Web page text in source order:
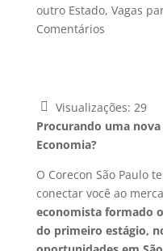
outro Estado, Vagas
Comentários
Visualizações: 29
Procurando uma
Economia?
O Corecon São Paulo
conectar você ao
economista formado
do primeiro estágio,